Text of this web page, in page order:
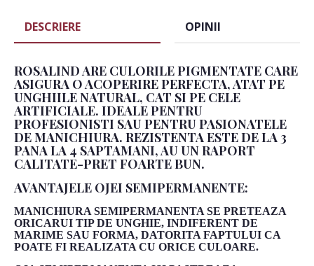
DESCRIERE OPINII
ROSALIND ARE CULORILE PIGMENTATE CARE
ASIGURA O ACOPERIRE PERFECTA, ATAT PE
UNGHIILE NATURAL, CAT SI PE CELE
ARTIFICIALE. IDEALE PENTRU
PROFESIONISTI SAU PENTRU PASIONATELE
DE MANICHIURA. REZISTENTA ESTE DE LA 3
PANA LA 4 SAPTAMANI, AU UN RAPORT
CALITATE-PRET FOARTE BUN.
AVANTAJELE OJEI SEMIPERMANENTE:
MANICHIURA SEMIPERMANENTA SE PRETEAZA
ORICARUI TIP DE UNGHIE, INDIFERENT DE
MARIME SAU FORMA, DATORITA FAPTULUI CA
POATE FI REALIZATA CU ORICE CULOARE.